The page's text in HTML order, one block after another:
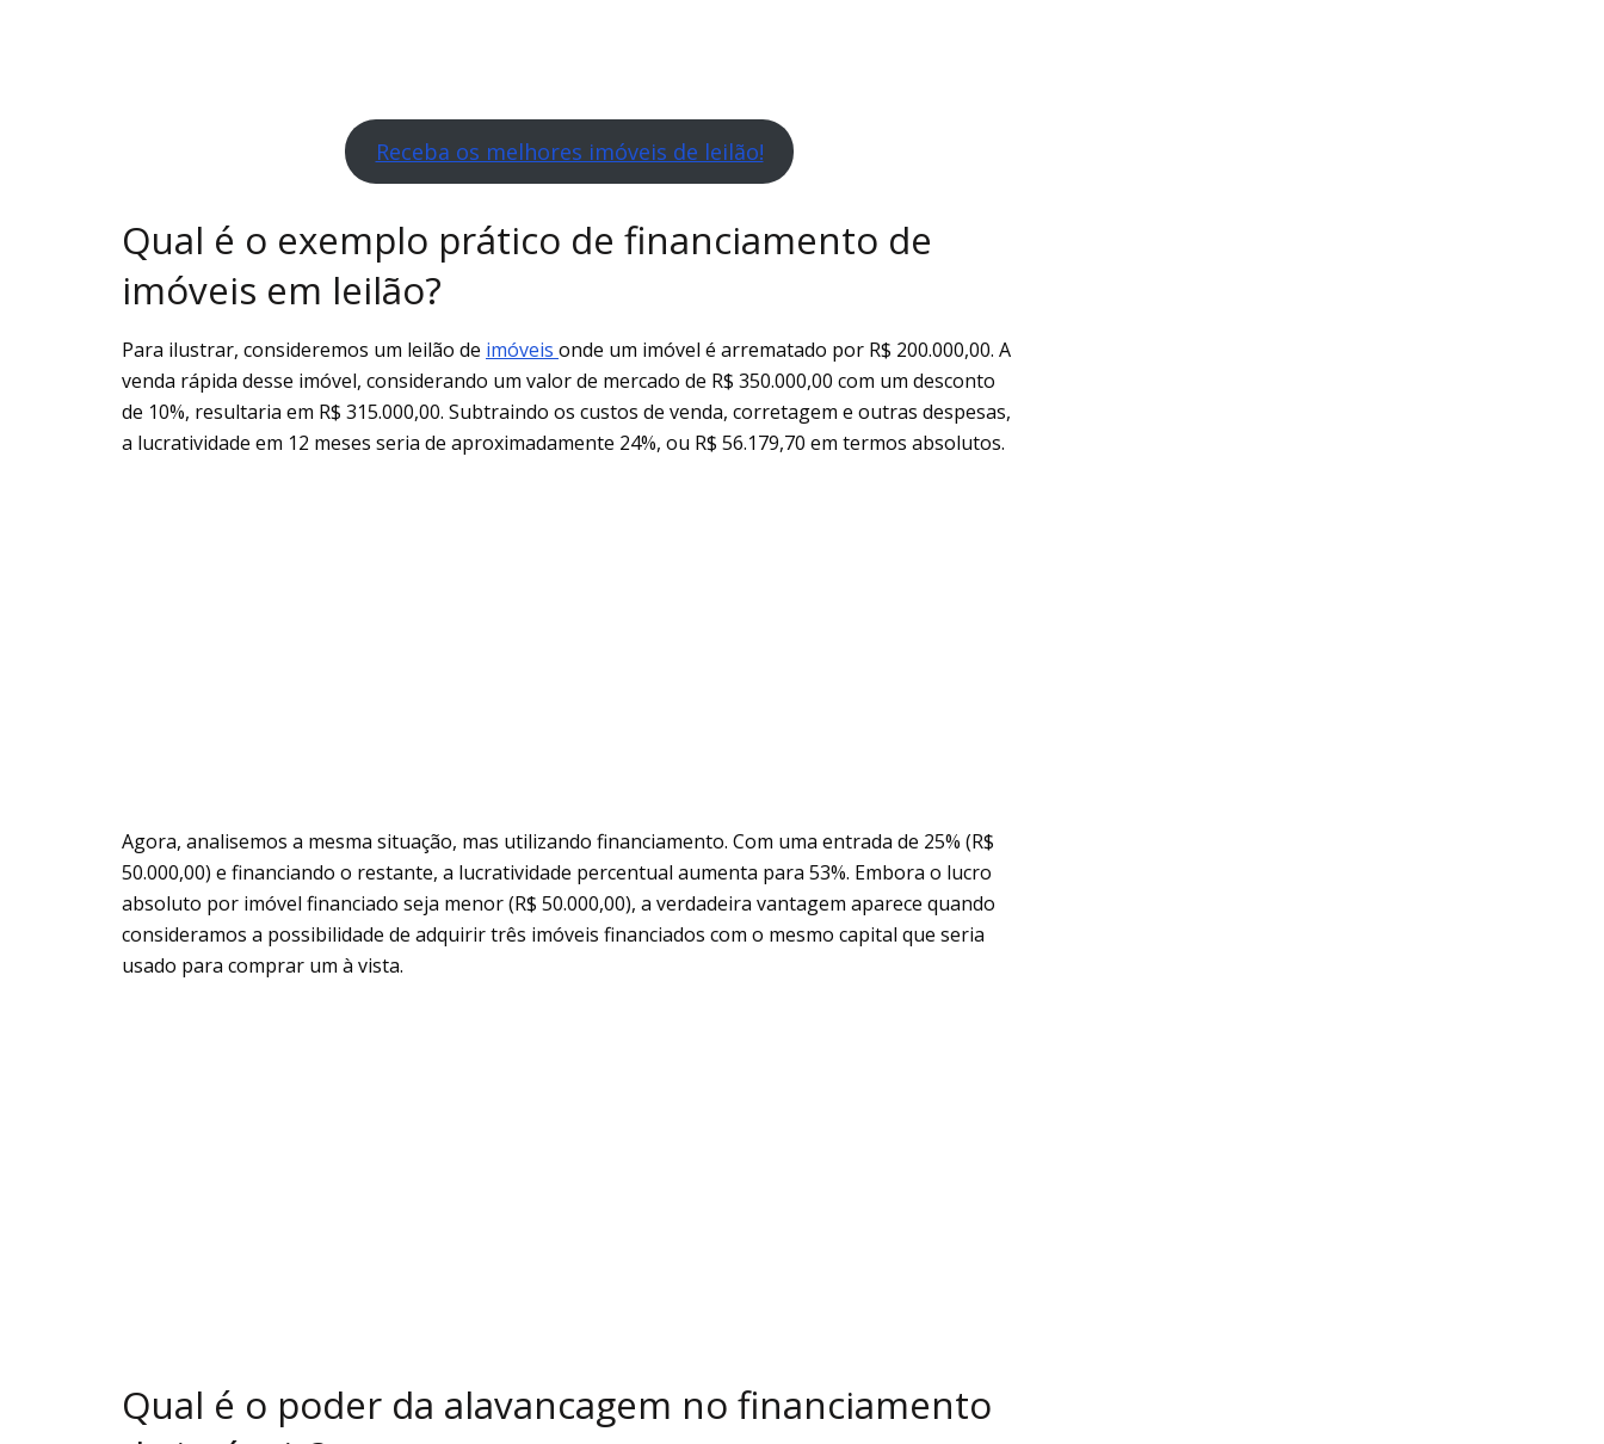
Receba os melhores imóveis de leilão!
Qual é o exemplo prático de financiamento de
imóveis em leilão?
Para ilustrar, consideremos um leilão de imóveis onde um imóvel é arrematado por R$ 200.000,00. A
venda rápida desse imóvel, considerando um valor de mercado de R$ 350.000,00 com um desconto
de 10%, resultaria em R$ 315.000,00. Subtraindo os custos de venda, corretagem e outras despesas,
a lucratividade em 12 meses seria de aproximadamente 24%, ou R$ 56.179,70 em termos absolutos.
Agora, analisemos a mesma situação, mas utilizando financiamento. Com uma entrada de 25% (R$
50.000,00) e financiando o restante, a lucratividade percentual aumenta para 53%. Embora o lucro
absoluto por imóvel financiado seja menor (R$ 50.000,00), a verdadeira vantagem aparece quando
consideramos a possibilidade de adquirir três imóveis financiados com o mesmo capital que seria
usado para comprar um à vista.
Qual é o poder da alavancagem no financiamento